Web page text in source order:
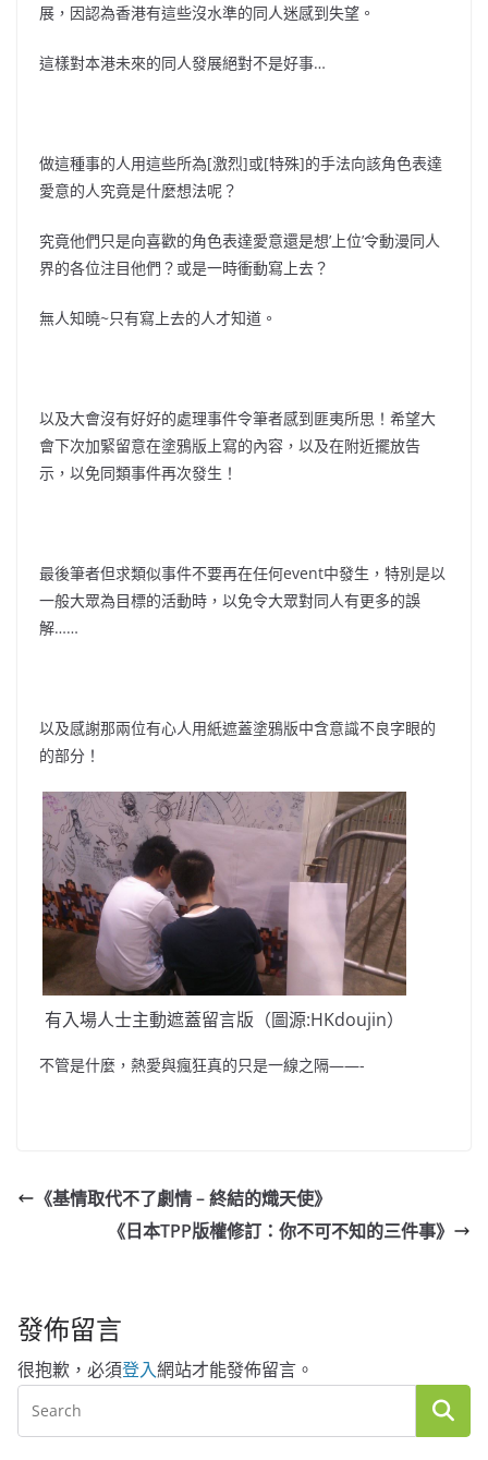
展，因認為香港有這些沒水準的同人迷感到失望。
這樣對本港未來的同人發展絕對不是好事…
做這種事的人用這些所為[激烈]或[特殊]的手法向該角色表達
愛意的人究竟是什麼想法呢？
究竟他們只是向喜歡的角色表達愛意還是想’上位’令動漫同人
界的各位注目他們？或是一時衝動寫上去？
無人知曉~只有寫上去的人才知道。
以及大會沒有好好的處理事件令筆者感到匪夷所思！希望大
會下次加緊留意在塗鴉版上寫的內容，以及在附近擺放告
示，以免同類事件再次發生！
最後筆者但求類似事件不要再在任何event中發生，特別是以
一般大眾為目標的活動時，以免令大眾對同人有更多的誤
解……
以及感謝那兩位有心人用紙遮蓋塗鴉版中含意識不良字眼的
的部分！
有入場人士主動遮蓋留言版（圖源:HKdoujin）
不管是什麼，熱愛與瘋狂真的只是一線之隔——-
《基情取代不了劇情 – 終結的熾天使》
《日本TPP版權修訂：你不可不知的三件事》
發佈留言
很抱歉，必須登入網站才能發佈留言。